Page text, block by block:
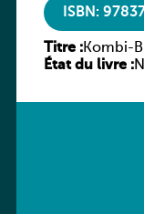
ISBN:
Titre :Kombi-
État du livre :